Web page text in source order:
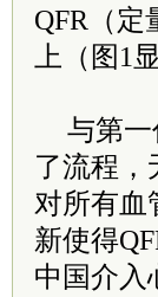
QFR（定
上（图1
与第
了流程，
对所有血
新使得
中国介入